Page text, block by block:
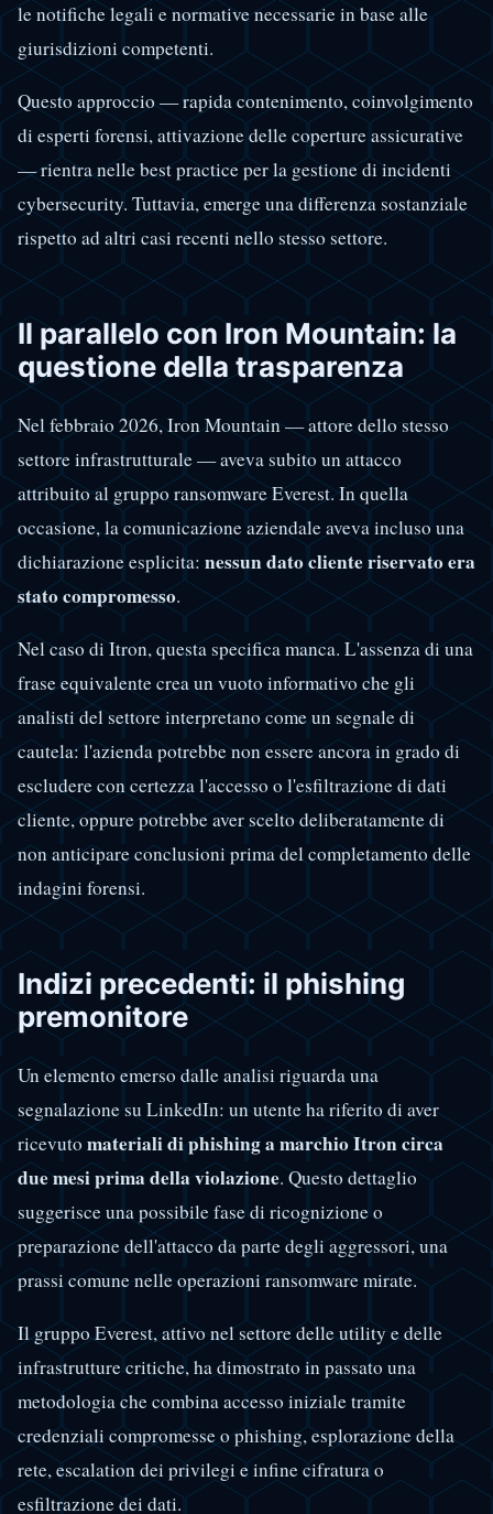
le notifiche legali e normative necessarie in base alle
giurisdizioni competenti.
Questo approccio — rapida contenimento, coinvolgimento
di esperti forensi, attivazione delle coperture assicurative
— rientra nelle best practice per la gestione di incidenti
cybersecurity. Tuttavia, emerge una differenza sostanziale
rispetto ad altri casi recenti nello stesso settore.
Il parallelo con Iron Mountain: la
questione della trasparenza
Nel febbraio 2026, Iron Mountain — attore dello stesso
settore infrastrutturale — aveva subito un attacco
attribuito al gruppo ransomware Everest. In quella
occasione, la comunicazione aziendale aveva incluso una
dichiarazione esplicita: nessun dato cliente riservato era
stato compromesso.
Nel caso di Itron, questa specifica manca. L'assenza di una
frase equivalente crea un vuoto informativo che gli
analisti del settore interpretano come un segnale di
cautela: l'azienda potrebbe non essere ancora in grado di
escludere con certezza l'accesso o l'esfiltrazione di dati
cliente, oppure potrebbe aver scelto deliberatamente di
non anticipare conclusioni prima del completamento delle
indagini forensi.
Indizi precedenti: il phishing
premonitore
Un elemento emerso dalle analisi riguarda una
segnalazione su LinkedIn: un utente ha riferito di aver
ricevuto materiali di phishing a marchio Itron circa
due mesi prima della violazione. Questo dettaglio
suggerisce una possibile fase di ricognizione o
preparazione dell'attacco da parte degli aggressori, una
prassi comune nelle operazioni ransomware mirate.
Il gruppo Everest, attivo nel settore delle utility e delle
infrastrutture critiche, ha dimostrato in passato una
metodologia che combina accesso iniziale tramite
credenziali compromesse o phishing, esplorazione della
rete, escalation dei privilegi e infine cifratura o
esfiltrazione dei dati.